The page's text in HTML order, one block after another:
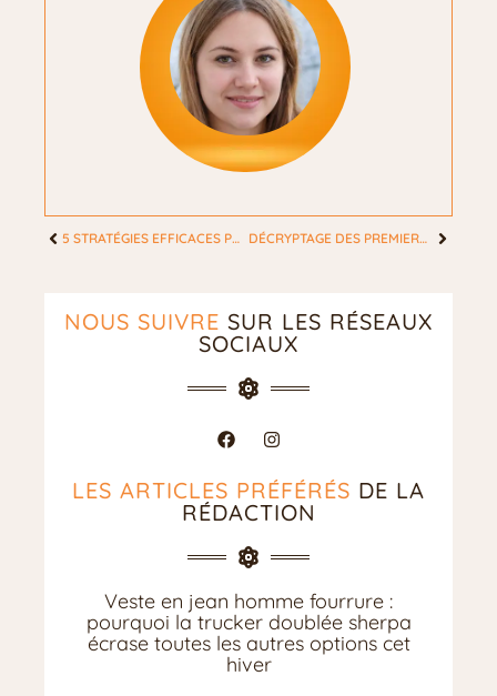
5 STRATÉGIES EFFICACES POUR TONIFIER VOTRE VENTRE APRÈS GROSSESSE DÉCRYPTAGE DES PREMIERS SIGNES DE GROSSESSE : ZOOM SUR LES PERTES MARRONS
NOUS SUIVRE SUR LES RÉSEAUX
SOCIAUX
LES ARTICLES PRÉFÉRÉS DE LA
RÉDACTION
Veste en jean homme fourrure :
pourquoi la trucker doublée sherpa
écrase toutes les autres options cet
hiver